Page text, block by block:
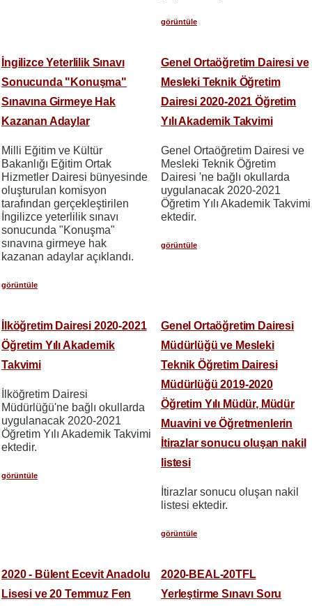
görüntüle
İngilizce Yeterlilik Sınavı
Sonucunda "Konuşma"
Sınavına Girmeye Hak
Kazanan Adaylar
Milli Eğitim ve Kültür
Bakanlığı Eğitim Ortak
Hizmetler Dairesi bünyesinde
oluşturulan komisyon
tarafından gerçekleştirilen
İngilizce yeterlilik sınavı
sonucunda "Konuşma"
sınavına girmeye hak
kazanan adaylar açıklandı.
görüntüle
Genel Ortaöğretim Dairesi ve
Mesleki Teknik Öğretim
Dairesi 2020-2021 Öğretim
Yılı Akademik Takvimi
Genel Ortaöğretim Dairesi ve
Mesleki Teknik Öğretim
Dairesi 'ne bağlı okullarda
uygulanacak 2020-2021
Öğretim Yılı Akademik Takvimi
ektedir.
görüntüle
İlköğretim Dairesi 2020-2021
Öğretim Yılı Akademik
Takvimi
İlköğretim Dairesi
Müdürlüğü'ne bağlı okullarda
uygulanacak 2020-2021
Öğretim Yılı Akademik Takvimi
ektedir.
görüntüle
Genel Ortaöğretim Dairesi
Müdürlüğü ve Mesleki
Teknik Öğretim Dairesi
Müdürlüğü 2019-2020
Öğretim Yılı Müdür, Müdür
Muavini ve Öğretmenlerin
İtirazlar sonucu oluşan nakil
listesi
İtirazlar sonucu oluşan nakil
listesi ektedir.
görüntüle
2020 - Bülent Ecevit Anadolu
Lisesi ve 20 Temmuz Fen
2020-BEAL-20TFL
Yerleştirme Sınavı Soru